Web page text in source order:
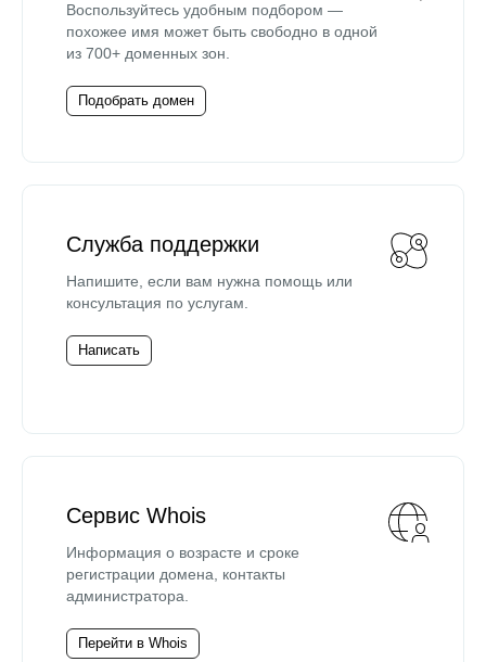
Воспользуйтесь удобным подбором —
похожее имя может быть свободно в одной
из 700+ доменных зон.
Подобрать домен
Служба поддержки
Напишите, если вам нужна помощь или
консультация по услугам.
Написать
Сервис Whois
Информация о возрасте и сроке
регистрации домена, контакты
администратора.
Перейти в Whois